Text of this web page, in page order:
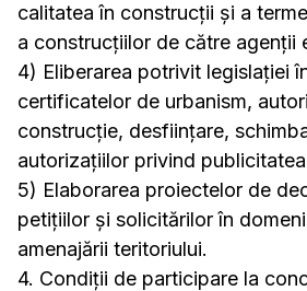
calitatea în construcții și a
a construcțiilor de către agenții
4) Eliberarea potrivit legislației
certificatelor de urbanism,
construcție, desființare,
autorizațiilor privind
5) Elaborarea proiectelor de
petițiilor și solicitărilor în
amenajării teritoriului.
4. Condiţii de participare la